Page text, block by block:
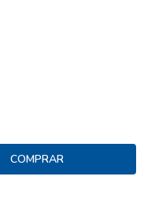
COMPRAR